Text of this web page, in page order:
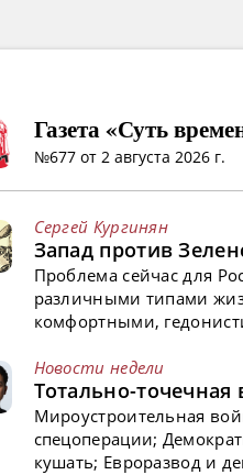
Газета «Суть
№677 от 2 августа 2026 г.
Сергей Кургинян
Запад против
Проблема сейчас для
различными типами
комфортными,
Новости недели
Тотально-точечная
Мироустроительная
спецоперации;
кушать; Евроразвод и